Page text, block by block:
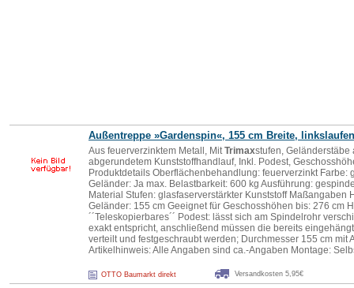
Außentreppe »Gardenspin«, 155 cm Breite,
Aus feuerverzinktem Metall, MitTrimaxstufen, Geländerstäbe
abgerundetem Kunststoffhandlauf, Inkl. Podest,
Produktdetails Oberflächenbehandlung: feuerverzinkt Farbe:
Geländer: Ja max. Belastbarkeit: 600 kg Ausführung:
Material Stufen: glasfaserverstärkter Kunststoff Maßangaben
Geländer: 155 cm Geeignet für Geschosshöhen bis: 276 cm
´´Teleskopierbares´´ Podest: lässt sich am Spindelrohr
exakt entspricht, anschließend müssen die bereits
verteilt und festgeschraubt werden; Durchmesser 155 cm mit
Artikelhinweis: Alle Angaben sind ca.-Angaben Montage:
OTTO Baumarkt direkt Versandkosten 5,95€